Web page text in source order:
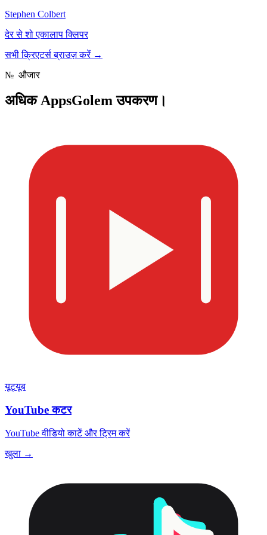
Stephen Colbert
देर से शो एकालाप क्लिपर
सभी क्रिएटर्स ब्राउज़ करें →
№ औजार
अधिकAppsGolem उपकरण।
यूट्यूब
YouTube कटर
YouTube वीडियो काटें और ट्रिम करें
खुला →